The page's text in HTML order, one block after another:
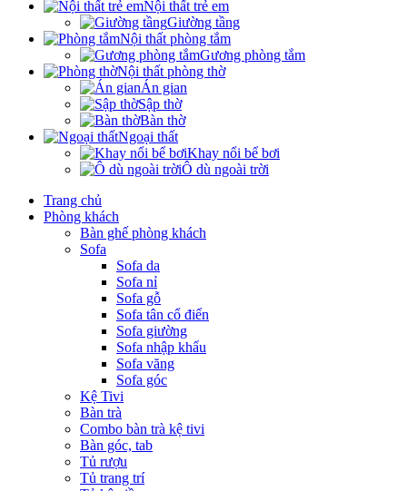
Nội thất trẻ em
Giường tầng
Nội thất phòng tắm
Gương phòng tắm
Nội thất phòng thờ
Án gian
Sập thờ
Bàn thờ
Ngoại thất
Khay nổi bể bơi
Ô dù ngoài trời
Trang chủ
Phòng khách
Bàn ghế phòng khách
Sofa
Sofa da
Sofa nỉ
Sofa gỗ
Sofa tân cổ điển
Sofa giường
Sofa nhập khẩu
Sofa văng
Sofa góc
Kệ Tivi
Bàn trà
Combo bàn trà kệ tivi
Bàn góc, tab
Tủ rượu
Tủ trang trí